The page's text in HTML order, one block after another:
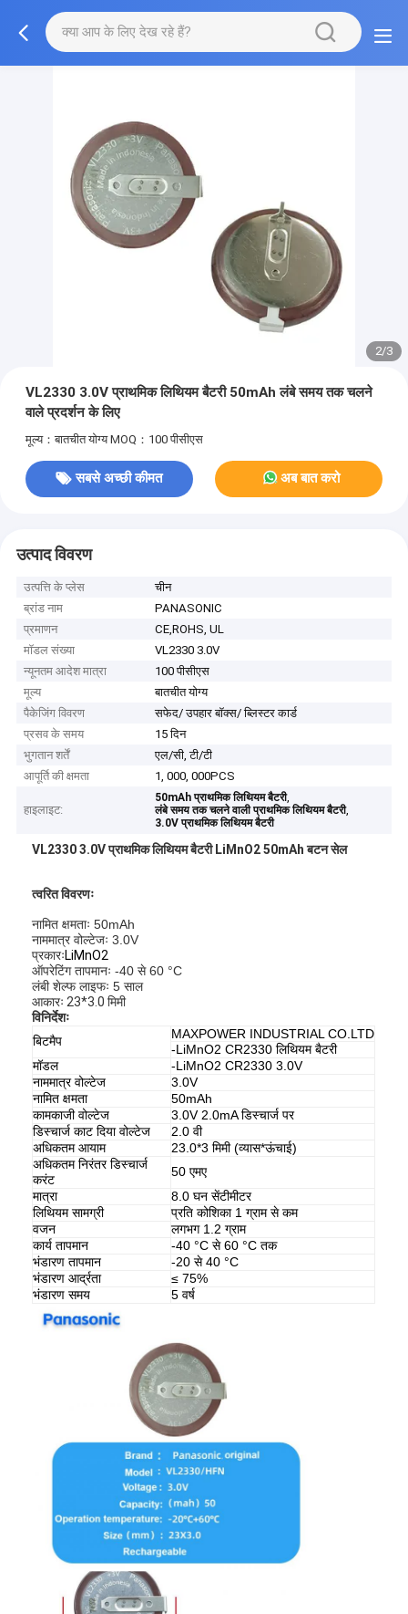
2/3
VL2330 3.0V प्राथमिक लिथियम बैटरी 50mAh लंबे समय तक चलने
वाले प्रदर्शन के लिए
मूल्य：बातचीत योग्य MOQ：100 पीसीएस
सबसे अच्छी कीमत अब बात करो
उत्पाद विवरण
उत्पत्ति के प्लेस
चीन
ब्रांड नाम
PANASONIC
प्रमाणन
CE,ROHS, UL
मॉडल संख्या
VL2330 3.0V
न्यूनतम आदेश मात्रा
100 पीसीएस
मूल्य
बातचीत योग्य
पैकेजिंग विवरण
सफेद/ उपहार बॉक्स/ ब्लिस्टर कार्ड
प्रसव के समय
15 दिन
भुगतान शर्तें
एल/सी, टी/टी
आपूर्ति की क्षमता
1, 000, 000PCS
हाइलाइट:
50mAh प्राथमिक लिथियम बैटरी,
लंबे समय तक चलने वाली प्राथमिक लिथियम बैटरी,
3.0V प्राथमिक लिथियम बैटरी
VL2330 3.0V प्राथमिक लिथियम बैटरी LiMnO2 50mAh बटन सेल
त्वरित विवरणः
नामित क्षमताः 50mAh
नाममात्र वोल्टेजः 3.0V
प्रकारःLiMnO2
ऑपरेटिंग तापमानः -40 से 60 °C
लंबी शेल्फ लाइफः 5 साल
आकारः 23*3.0 मिमी
विनिर्देशः
बिटमैप
MAXPOWER INDUSTRIAL CO.LTD
-LiMnO2 CR2330 लिथियम बैटरी
मॉडल
-LiMnO2 CR2330 3.0V
नाममात्र वोल्टेज
3.0V
नामित क्षमता
50mAh
कामकाजी वोल्टेज
3.0V 2.0mA डिस्चार्ज पर
डिस्चार्ज काट दिया वोल्टेज
2.0 वी
अधिकतम आयाम
23.0*3 मिमी (व्यास*ऊंचाई)
अधिकतम निरंतर डिस्चार्ज
करंट
50 एमए
मात्रा
8.0 घन सेंटीमीटर
लिथियम सामग्री
प्रति कोशिका 1 ग्राम से कम
वजन
लगभग 1.2 ग्राम
कार्य तापमान
-40 °C से 60 °C तक
भंडारण तापमान
-20 से 40 °C
भंडारण आर्द्रता
≤ 75%
भंडारण समय
5 वर्ष